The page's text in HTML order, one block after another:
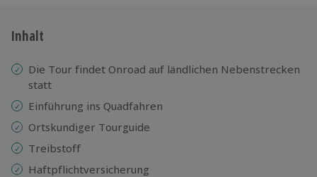
3 Jahre gültig & verlängerbar.
Inhalt
Die Tour findet Onroad auf ländlichen Nebenstrecken
statt
Einführung ins Quadfahren
Ortskundiger Tourguide
Treibstoff
Haftpflichtversicherung